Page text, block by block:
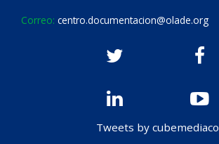
Correo: centro.documentacion@olade.org
Tweets by cubemediaco